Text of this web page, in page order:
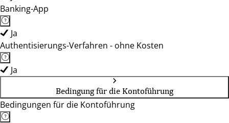
Banking-App
Ja
Authentisierungs-Verfahren - ohne Kosten
Ja
Bedingung für die Kontoführung
Bedingungen für die Kontoführung